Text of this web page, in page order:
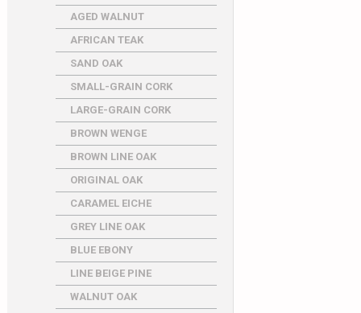
AGED WALNUT
AFRICAN TEAK
SAND OAK
SMALL-GRAIN CORK
LARGE-GRAIN CORK
BROWN WENGE
BROWN LINE OAK
ORIGINAL OAK
CARAMEL EICHE
GREY LINE OAK
BLUE EBONY
LINE BEIGE PINE
WALNUT OAK